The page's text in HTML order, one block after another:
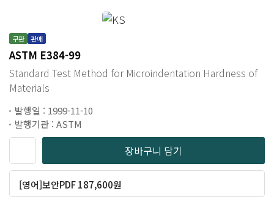
구판 판매
ASTM E384-99
Standard Test Method for Microindentation Hardness of
Materials
발행일 : 1999-11-10
발행기관 : ASTM
장바구니 담기
[영어]보안PDF 187,600원